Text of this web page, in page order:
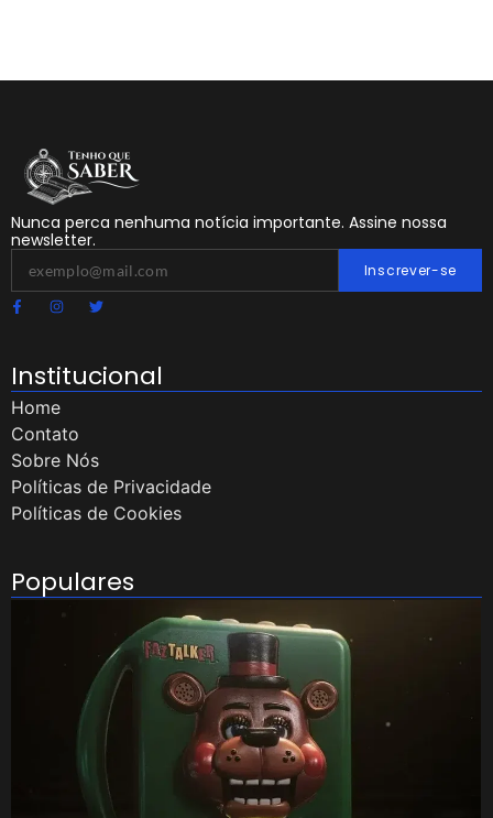
Nunca perca nenhuma notícia importante. Assine nossa
newsletter.
Inscrever-se
Institucional
Home
Contato
Sobre Nós
Políticas de Privacidade
Políticas de Cookies
Populares